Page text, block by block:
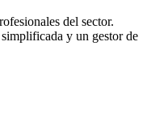
del sector.
y un gestor de